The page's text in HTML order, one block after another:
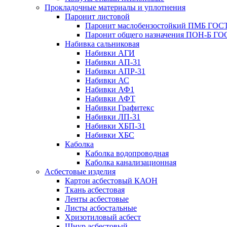
Прокладочные материалы и уплотнения
Паронит листовой
Паронит маслобензостойкий ПМБ
Паронит общего назначения ПОН-Б
Набивка сальниковая
Набивки АГИ
Набивки АП-31
Набивки АПР-31
Набивки АС
Набивки АФ1
Набивки АФТ
Набивки Графитекс
Набивки ЛП-31
Набивки ХБП-31
Набивки ХБС
Каболка
Каболка водопроводная
Каболка канализационная
Асбестовые изделия
Картон асбестовый КАОН
Ткань асбестовая
Ленты асбестовые
Листы асбостальные
Хризотиловый асбеcт